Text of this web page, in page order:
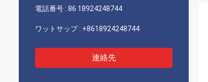
電話番号 : 86 18924248744
ワットサップ : +8618924248744
連絡先